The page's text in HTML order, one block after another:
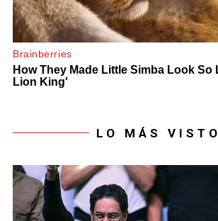
LO MÁS VISTO